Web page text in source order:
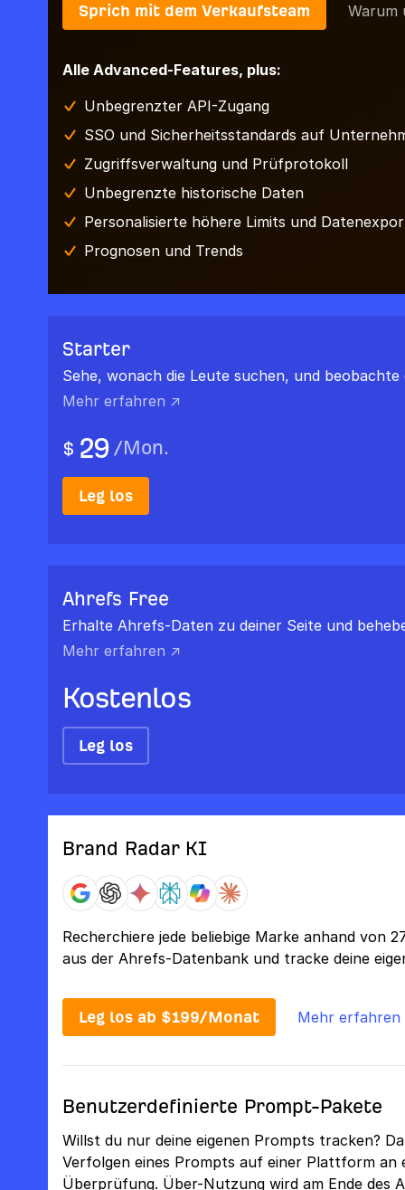
Sprich mit dem Verkaufsteam Warum
Alle Advanced-Features, plus:
Unbegrenzter API-Zugang
SSO und Sicherheitsstandards auf
Zugriffsverwaltung und Prüfprotokoll
Unbegrenzte historische Daten
Personalisierte höhere Limits und
Prognosen und Trends
Starter
Sehe, wonach die Leute suchen, und
Mehr erfahren ↗
$ 29 /Mon.
Leg los
Ahrefs Free
Erhalte Ahrefs-Daten zu deiner Seite und
Mehr erfahren ↗
Kostenlos
Leg los
Brand Radar KI
Recherchiere jede beliebige Marke anhand von
aus der Ahrefs-Datenbank und tracke deine
Leg los ab $199/Monat Mehr erfahren
Benutzerdefinierte Prompt-Pakete
Willst du nur deine eigenen Prompts tracken?
Verfolgen eines Prompts auf einer Plattform an
Überprüfung. Über-Nutzung wird am Ende des